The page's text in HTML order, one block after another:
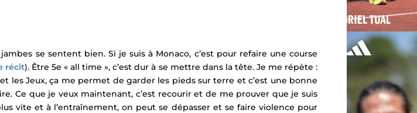
se sentent bien. Si je suis à Monaco, c’est pour refaire une course
récit). Être 5e « all time », c’est dur à se mettre dans la tête. Je me répète :
les Jeux, ça me permet de garder les pieds sur terre et c’est une bonne
Ce que je veux maintenant, c’est recourir et de me prouver que je suis
vite et à l’entraînement, on peut se dépasser et se faire violence pour